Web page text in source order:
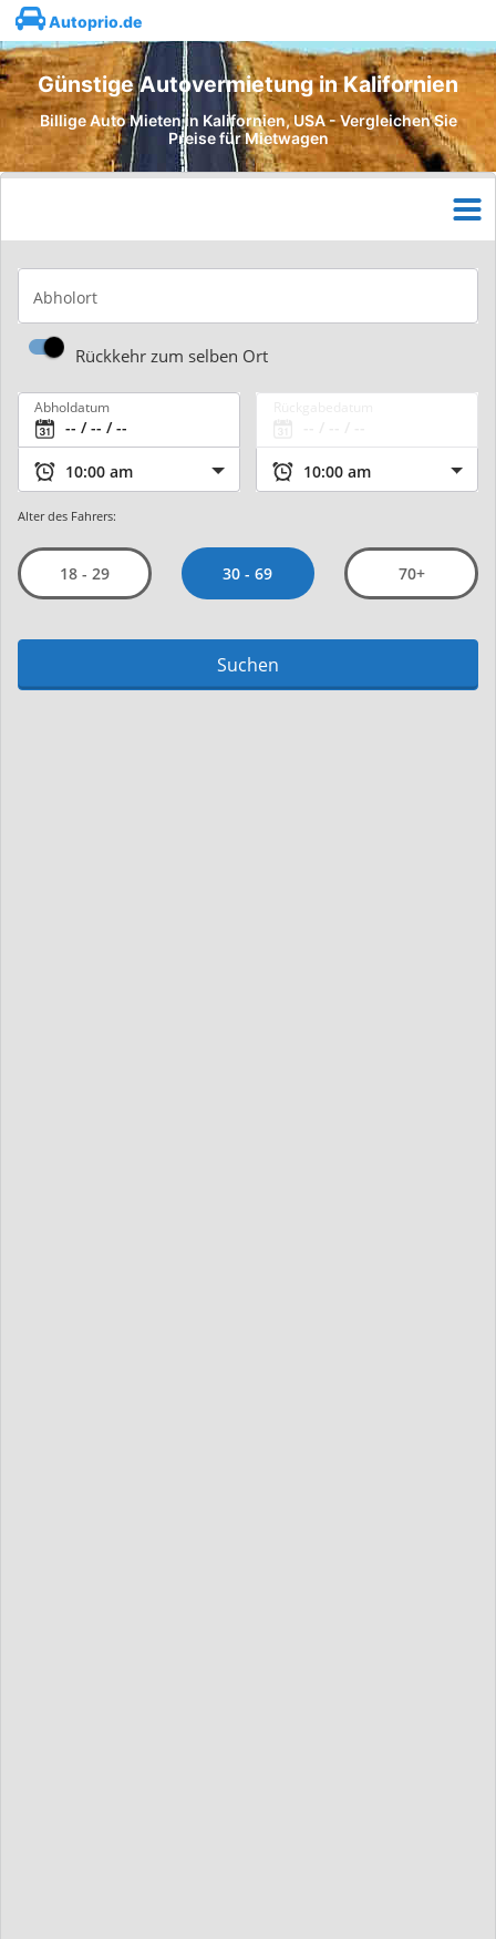
Autoprio.de
Günstige Autovermietung in Kalifornien
Billige Auto Mieten in Kalifornien, USA - Vergleichen Sie
Preise für Mietwagen
Abholort
Rückkehr zum selben Ort
Abholdatum
Alter des Fahrers:
18 - 29 30 - 69 70+
Suchen